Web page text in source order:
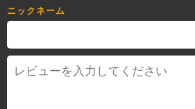
ニックネーム